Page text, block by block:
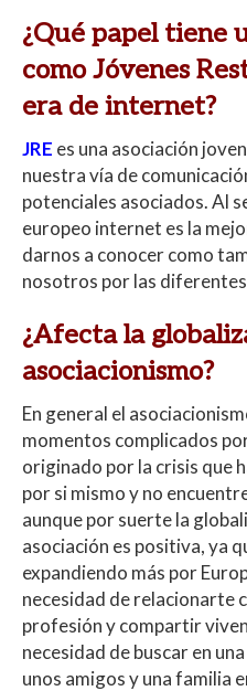
¿Qué papel tiene
como Jóvenes
era de internet?
JRE es una asociación
nuestra vía de
potenciales asociados. Al
europeo internet es la
darnos a conocer como
nosotros por las
¿Afecta la
asociacionismo?
En general el
momentos complicados
originado por la crisis que
por si mismo y no
aunque por suerte la
asociación es positiva, ya
expandiendo más por
necesidad de relacionarte
profesión y compartir
necesidad de buscar en
unos amigos y una familia